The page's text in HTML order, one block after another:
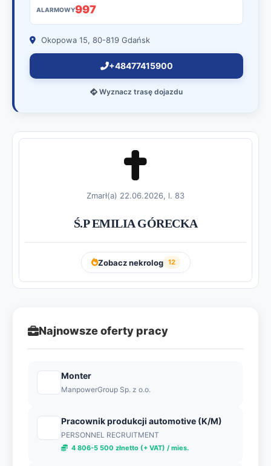
ALARMOWY997
Okopowa 15, 80-819 Gdańsk
+48477415900
Wyznacz trasę dojazdu
Zmarł(a) 22.06.2026, l. 83
Ś.P EMILIA GÓRECKA
Zobacz nekrolog 12
Najnowsze oferty pracy
Monter
ManpowerGroup Sp. z o.o.
Pracownik produkcji automotive (K/M)
PERSONNEL RECRUITMENT
4 806-5 500 złnetto (+ VAT) / mies.